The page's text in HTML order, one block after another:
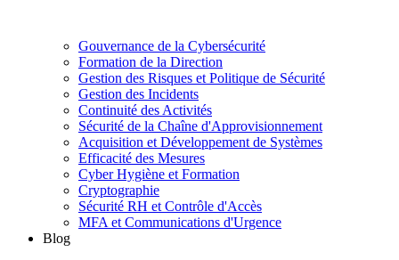
Gouvernance de la Cybersécurité
Formation de la Direction
Gestion des Risques et Politique de Sécurité
Gestion des Incidents
Continuité des Activités
Sécurité de la Chaîne d'Approvisionnement
Acquisition et Développement de Systèmes
Efficacité des Mesures
Cyber Hygiène et Formation
Cryptographie
Sécurité RH et Contrôle d'Accès
MFA et Communications d'Urgence
Blog